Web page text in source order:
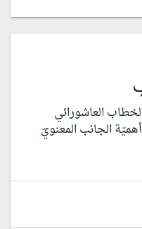
العاشورائي
على أهميّة الجانب المعنويّ